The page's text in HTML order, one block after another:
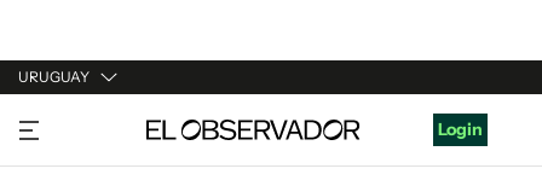
URUGUAY
URUGUAY
ARGENTINA
Login